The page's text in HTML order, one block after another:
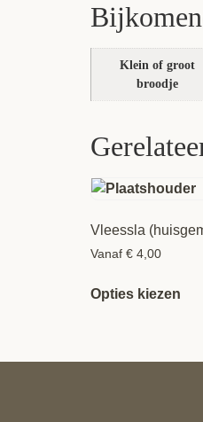
Klein of groot
broodje
Vleessla
Vanaf € 4,00
Opties kiezen